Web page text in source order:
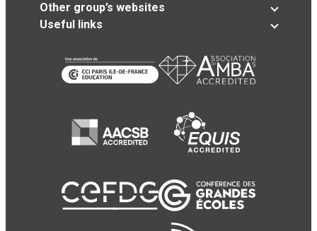
Other group’s websites
Useful links